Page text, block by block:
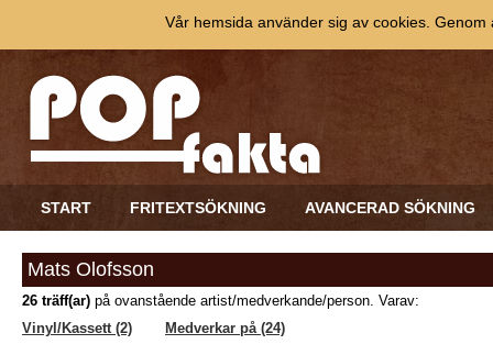
START FRITEXTSÖKNING AVANCERAD SÖKNING
Mats Olofsson
26 träff(ar) på ovanstående artist/medverkande/person. Varav:
Vinyl/Kassett (2)
Medverkar på (24)
Vår hemsida använder sig av cookies.